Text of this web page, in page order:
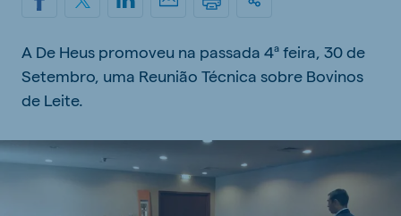
A De Heus promoveu na passada 4ª feira, 30 de
Setembro, uma Reunião Técnica sobre Bovinos
de Leite.